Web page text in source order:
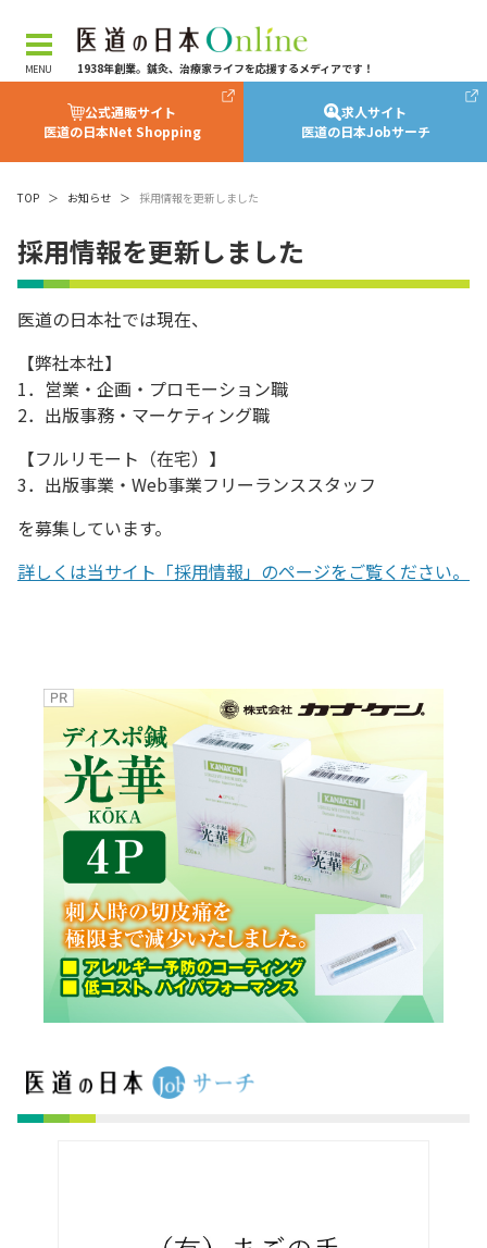
1938年創業。鍼灸、治療家ライフを応援するメディアです！
公式通販サイト
医道の日本Net Shopping
求人サイト
医道の日本Jobサーチ
TOP ＞ お知らせ ＞ 採用情報を更新しました
採用情報を更新しました
医道の日本社では現在、
【弊社本社】
1．営業・企画・プロモーション職
2．出版事務・マーケティング職
【フルリモート（在宅）】
3．出版事業・Web事業フリーランススタッフ
を募集しています。
詳しくは当サイト「採用情報」のページをご覧ください。